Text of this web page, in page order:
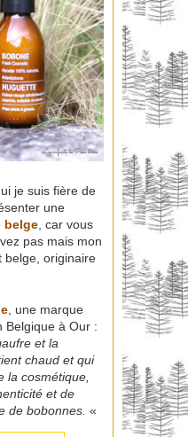
je suis fière de
une
belge, car vous
pas mais mon
belge, originaire
, une marque
Belgique à Our :
et la
chaud et qui
la cosmétique,
et de
de bobonnes. «